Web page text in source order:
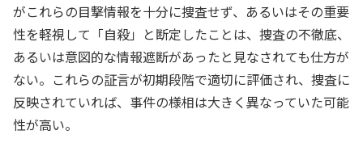
がこれらの目撃情報を十分に捜査せず、あるいはその重要
性を軽視して「自殺」と断定したことは、捜査の不徹底、
あるいは意図的な情報遮断があったと見なされても仕方が
ない。これらの証言が初期段階で適切に評価され、捜査に
反映されていれば、事件の様相は大きく異なっていた可能
性が高い。